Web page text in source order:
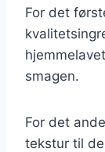
For det
smagen.
For det
tekstur til